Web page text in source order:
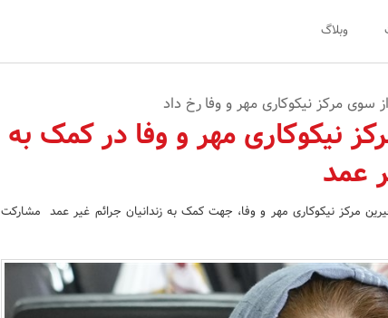
وبلاگ
سوی مرکز نیکوکاری مهر و وفا رخ داد
نیکوکاری مهر و وفا در کمک به
عمد
مرکز نیکوکاری مهر و وفا، جهت کمک به زندانیان جرائم غیر عمد مشارکت